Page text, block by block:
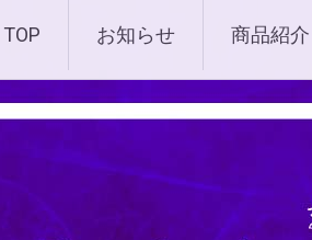
|エムディ化粧
TOP お知らせ 商品紹介